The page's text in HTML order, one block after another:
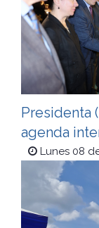
Presidenta
agenda
Lunes 08